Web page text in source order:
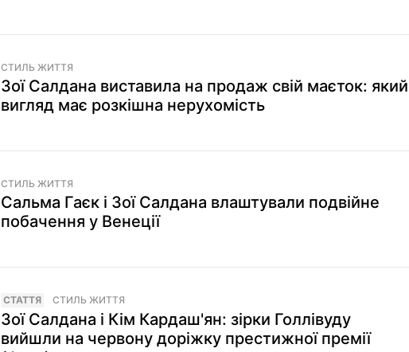
СТИЛЬ ЖИТТЯ
Зої Салдана виставила на продаж свій маєток: який
вигляд має розкішна нерухомість
СТИЛЬ ЖИТТЯ
Сальма Гаєк і Зої Салдана влаштували подвійне
побачення у Венеції
СТАТТЯ СТИЛЬ ЖИТТЯ
Зої Салдана і Кім Кардаш'ян: зірки Голлівуду
вийшли на червону доріжку престижної премії